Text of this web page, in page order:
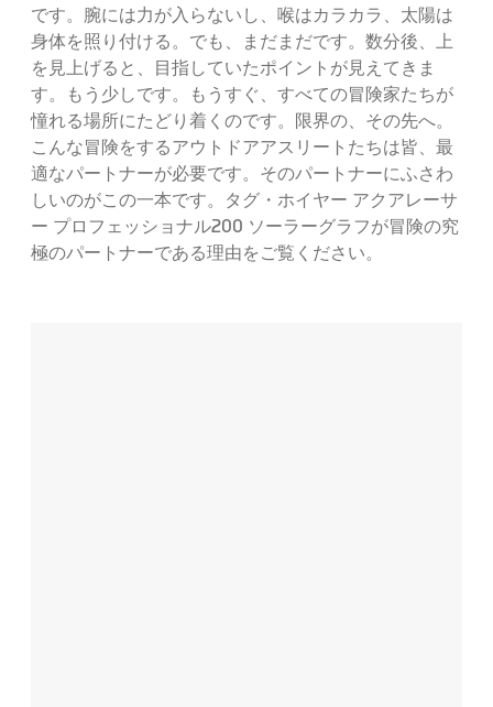
です。腕には力が入らないし、喉はカラカラ、太陽は
身体を照り付ける。でも、まだまだです。数分後、上
を見上げると、目指していたポイントが見えてきま
す。もう少しです。もうすぐ、すべての冒険家たちが
憧れる場所にたどり着くのです。限界の、その先へ。
こんな冒険をするアウトドアアスリートたちは皆、最
適なパートナーが必要です。そのパートナーにふさわ
しいのがこの一本です。タグ・ホイヤー アクアレーサ
ー プロフェッショナル200 ソーラーグラフが冒険の究
極のパートナーである理由をご覧ください。